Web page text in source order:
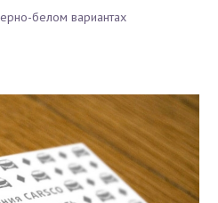
белом вариантах